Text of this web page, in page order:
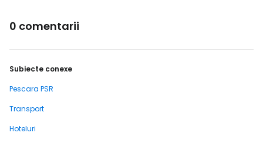
0 comentarii
Subiecte conexe
Pescara PSR
Transport
Hoteluri